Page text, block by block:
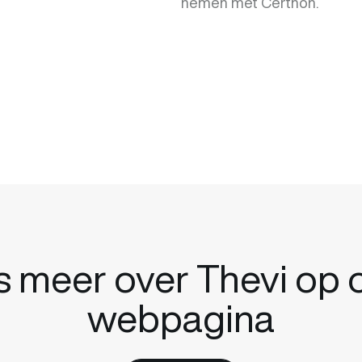
meer over Thevi op
webpagina